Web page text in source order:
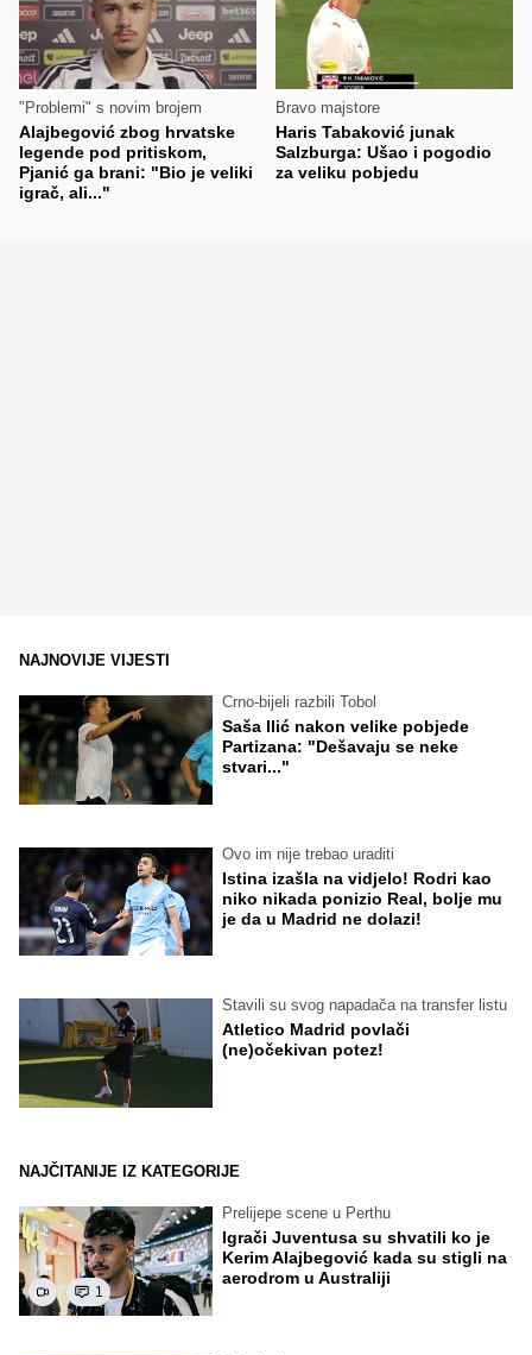
"Problemi" s novim brojem
Alajbegović zbog hrvatske
legende pod pritiskom,
Pjanić ga brani: "Bio je veliki
igrač, ali..."
Bravo majstore
Haris Tabaković junak
Salzburga: Ušao i pogodio
za veliku pobjedu
NAJNOVIJE VIJESTI
Crno-bijeli razbili Tobol
Saša Ilić nakon velike pobjede
Partizana: "Dešavaju se neke
stvari..."
Ovo im nije trebao uraditi
Istina izašla na vidjelo! Rodri kao
niko nikada ponizio Real, bolje mu
je da u Madrid ne dolazi!
Stavili su svog napadača na transfer listu
Atletico Madrid povlači
(ne)očekivan potez!
NAJČITANIJE IZ KATEGORIJE
1
Prelijepe scene u Perthu
Igrači Juventusa su shvatili ko je
Kerim Alajbegović kada su stigli na
aerodrom u Australiji